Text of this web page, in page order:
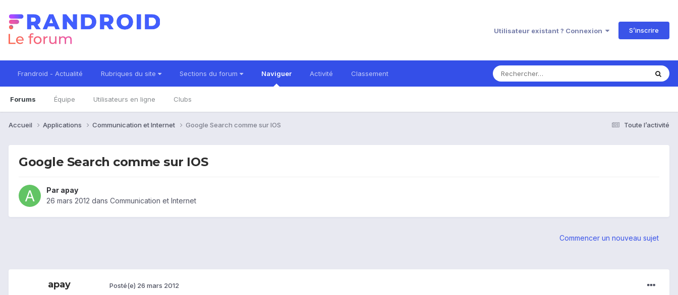
Utilisateur existant ? Connexion S’inscrire
Frandroid - Actualité Rubriques du site Sections du forum Naviguer
Forums Équipe Utilisateurs en ligne Clubs
Activité Classement
Toute l’activité
Accueil Applications Communication et Internet Google Search comme sur IOS
Google Search comme sur IOS
Par apay
26 mars 2012 dans Communication et Internet
Commencer un nouveau sujet
apay Posté(e) 26 mars 2012